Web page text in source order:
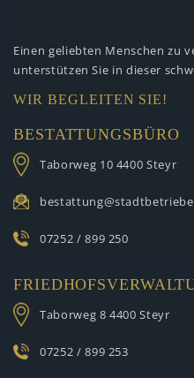
Einen geliebten Menschen zu
unterstützen Sie in dieser
WIR BEGLEITEN SIE!
BESTATTUNGSBÜRO
Taborweg 10 4400 Steyr
07252 / 899 250
Taborweg 8 4400 Steyr
07252 / 899 253